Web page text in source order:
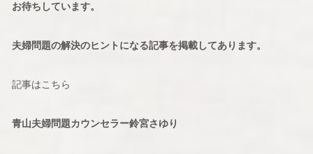
お待ちしています。
夫婦問題の解決のヒントになる記事を掲載してあります。
記事はこちら
青山夫婦問題カウンセラー鈴宮さゆり